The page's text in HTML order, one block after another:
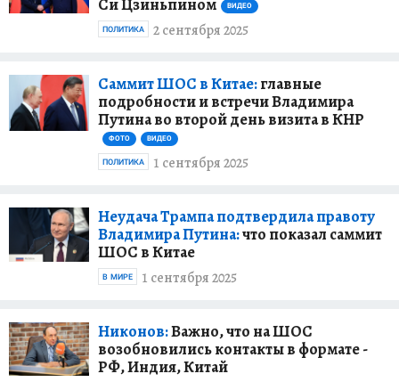
ВИДЕО
2 сентября 2025
ПОЛИТИКА
Саммит ШОС в Китае:главные
подробности и встречи Владимира
Путина во второй день визита в КНР
ФОТО ВИДЕО
1 сентября 2025
ПОЛИТИКА
Неудача Трампа подтвердила правоту
Владимира Путина:что показал саммит
ШОС в Китае
1 сентября 2025
В МИРЕ
Никонов:Важно, что на ШОС
возобновились контакты в формате -
РФ, Индия, Китай